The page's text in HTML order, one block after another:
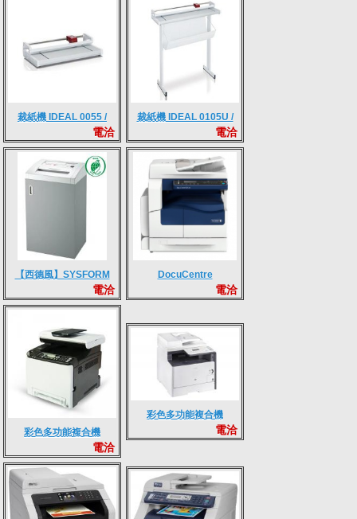
裁紙機 IDEAL 0055 /
電洽
裁紙機 IDEAL 0105U /
電洽
【西德風】SYSFORM
3100碎紙機 (短碎狀)
電洽
DocuCentre
電洽
彩色多功能複合機
RICOH SP C252SF電洽
彩色多功能複合機
CANON MF-8360 CDN
電洽